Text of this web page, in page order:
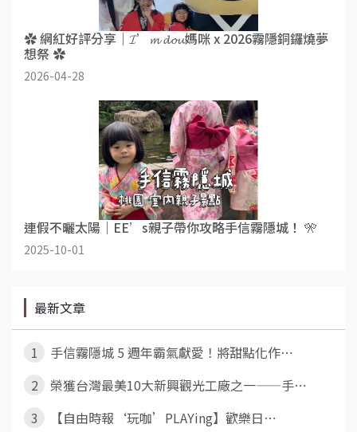
✿ 網紅好評分享｜𝓘’𝓶 𝓭𝓸𝓾媽咪 x 2026霧隱銅鑼燒夢
想祭 ✿
2026-04-28
連假不曬太陽｜EE’s親子帶你攻略手信霧隱城！ 🎌
2025-10-01
最新文章
1
手信霧隱城 5 週年霸氣獻愛！將甜點化作⋯
2
榮獲台灣最美10大新興觀光工廠之一——手⋯
3
【自由時報‘玩咖’PLAYing】歡樂日⋯